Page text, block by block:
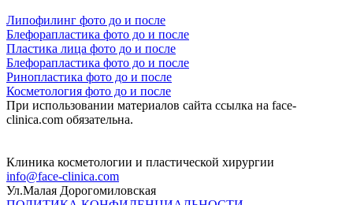
Липофилинг фото до и после
Блефорапластика фото до и после
Пластика лица фото до и после
Блефорапластика фото до и после
Ринопластика фото до и после
Косметология фото до и после
При использовании материалов сайта ссылка на face-
clinica.com обязательна.
Клиника косметологии и пластической хирургии
info@face-clinica.com
Ул.Малая Дорогомиловская